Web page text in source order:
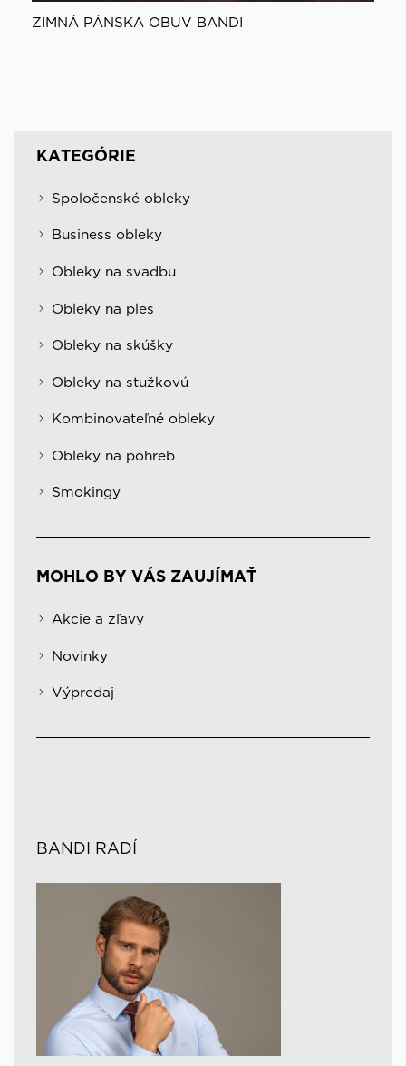
KATEGÓRIE
Spoločenské obleky
Business obleky
Obleky na svadbu
Obleky na ples
Obleky na skúšky
Obleky na stužkovú
Kombinovateľné obleky
Obleky na pohreb
Smokingy
MOHLO BY VÁS ZAUJÍMAŤ
Akcie a zľavy
Novinky
Výpredaj
BANDI RADÍ
ZIMNÁ PÁNSKA OBUV BANDI